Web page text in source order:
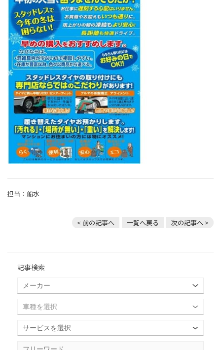
担当：船水
< 前の記事へ 一覧へ戻る 次の記事へ >
記事検索